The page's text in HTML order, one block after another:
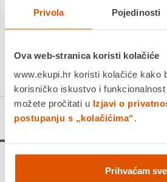
Privola Pojedinosti
Ova web-stranica koristi kolačiće
www.ekupi.hr koristi kolačiće kako
korisničko iskustvo i
možete pročitati u Izjavi o
postupanju s „kolačićima“.
Prihvaćam sve
Usporedite proizvod
Detalji proizvoda
Slavina Lina-XL, kat. br. 115.0693.228